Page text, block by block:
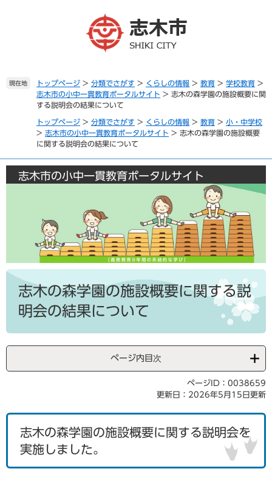
現在地 トップページ > 分類でさがす > くらしの情報 > 教育 > 学校教育 >
志木市の小中一貫教育ポータルサイト > 志木の森学園の施設概要に関
する説明会の結果について
トップページ > 分類でさがす > くらしの情報 > 教育 > 小・中学校
> 志木市の小中一貫教育ポータルサイト > 志木の森学園の施設概要
に関する説明会の結果について
志木市の小中一貫教育ポータルサイト
本
志木の森学園の施設概要に関する説
明会の結果について
ページ内目次
ページID：0038659
更新日：2026年5月15日更新
志木の森学園の施設概要に関する説明会を
実施しました。